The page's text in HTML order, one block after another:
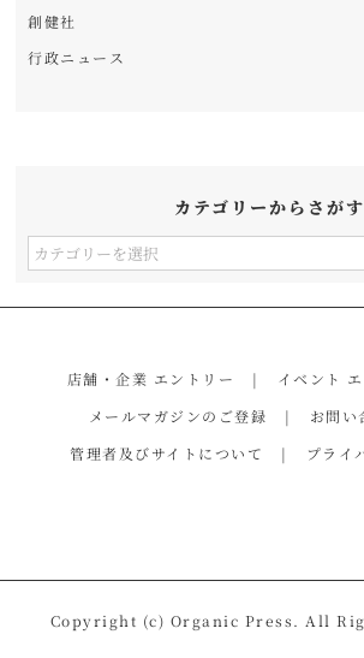
創健社
行政ニュース
カテゴリーからさがす
カ
す
店舗・企業 エントリー
イベント
メールマガジンのご登録
お問い
管理者及びサイトについて
プライ
Copyright (c) Organic Press. All